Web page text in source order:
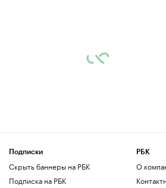
Подписки
Скрыть баннеры на РБК
Подписка на РБК
РБК
О